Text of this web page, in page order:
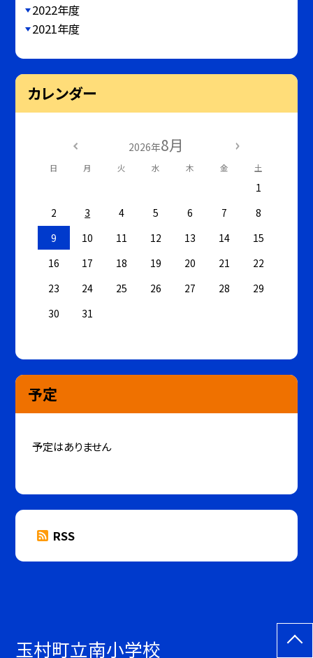
2022年度
2021年度
カレンダー
2026年8月
日 月 火 水 木 金 土
1
2
3 4 5 6 7
8
9
10 11 12 13 14
15
16
17 18 19 20 21
22
23
24 25 26 27 28
29
30
31
予定
予定はありません
RSS
玉村町立南小学校